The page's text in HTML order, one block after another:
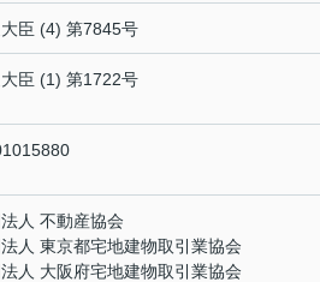
臣 (4) 第7845号
臣 (1) 第1722号
人 不動産協会
人 東京都宅地建物取引業協会
人 大阪府宅地建物取引業協会